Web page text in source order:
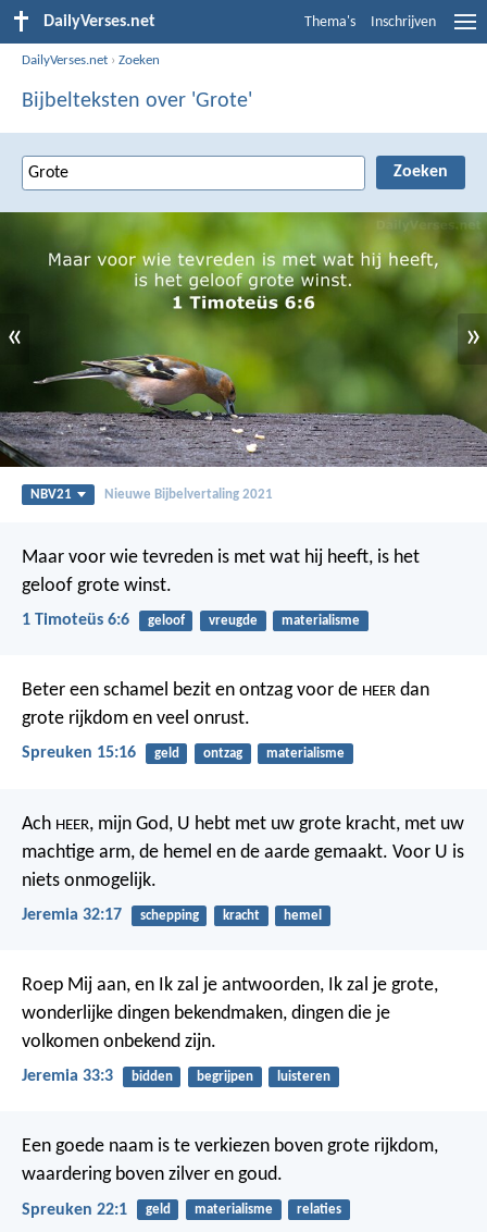
DailyVerses.net Thema's Inschrijven
DailyVerses.net ›Zoeken
Bijbelteksten over 'Grote'
« »
NBV21 Nieuwe Bijbelvertaling 2021
Maar voor wie tevreden is met wat hij heeft, is het
geloof grote winst.
1 Timoteüs 6:6 geloof vreugde materialisme
Beter een schamel bezit en ontzag voor de HEER dan
grote rijkdom en veel onrust.
Spreuken 15:16 geld ontzag materialisme
Ach HEER, mijn God, U hebt met uw grote kracht, met uw
machtige arm, de hemel en de aarde gemaakt. Voor U is
niets onmogelijk.
Jeremia 32:17 schepping kracht hemel
Roep Mij aan, en Ik zal je antwoorden, Ik zal je grote,
wonderlijke dingen bekendmaken, dingen die je
volkomen onbekend zijn.
Jeremia 33:3 bidden begrijpen luisteren
Een goede naam is te verkiezen boven grote rijkdom,
waardering boven zilver en goud.
Spreuken 22:1 geld materialisme relaties